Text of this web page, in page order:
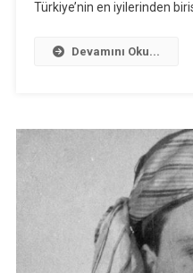
Türkiye’nin en iyilerinden
Devamını Oku...